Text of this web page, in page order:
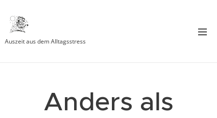
Auszeit aus dem Alltagsstress
Anders als